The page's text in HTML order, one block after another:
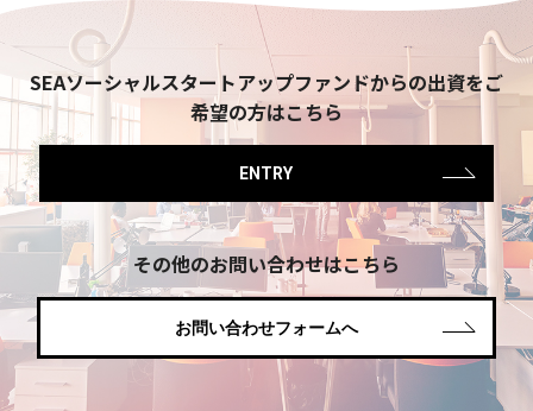
SEAソーシャルスタートアップファンドからの​出資を​ご
希望の​方は​こちら
ENTRY
その他のお問い合わせはこちら
お問い合わせフォームへ